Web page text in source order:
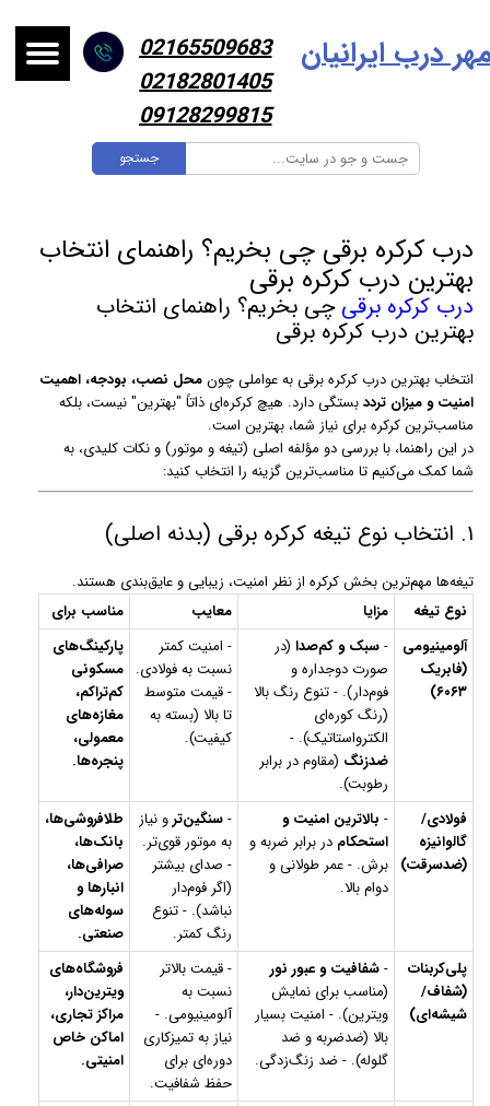
جستجو
درب ایرانیان
02165509683
02182801405
09128299815
درب کرکره برقی چی بخریم؟ راهنمای انتخاب
بهترین درب کرکره برقی
درب کرکره برقی چی بخریم؟ راهنمای انتخاب
بهترین درب کرکره برقی
انتخاب بهترین درب کرکره برقی به عواملی چونمحل نصب، بودجه، اهمیت
امنیت و میزان ترددبستگی دارد. هیچ کرکره‌ای ذاتاً "بهترین" نیست، بلکه
مناسب‌ترین کرکره برای نیاز شما، بهترین است.
در این راهنما، با بررسی دو مؤلفه اصلی (تیغه و موتور) و نکات کلیدی، به
شما کمک می‌کنیم تا مناسب‌ترین گزینه را انتخاب کنید:
۱. انتخاب نوع تیغه کرکره برقی (بدنه اصلی)
تیغه‌ها مهم‌ترین بخش کرکره از نظر امنیت، زیبایی و عایق‌بندی هستند.
نوع تیغه
مزایا معایب
مناسب برای
آلومینیومی
(فابریک
۶۰۶۳)
-سبک و کم‌صدا (در
صورت دوجداره و
فوم‌دار). - تنوع رنگ بالا
(رنگ کوره‌ای
الکترواستاتیک). -
ضدزنگ (مقاوم در برابر
رطوبت).
- امنیت کمتر
نسبت به فولادی.
- قیمت متوسط
تا بالا (بسته به
کیفیت).
پارکینگ‌های
مسکونی
کم‌تراکم،
مغازه‌های
معمولی،
پنجره‌ها.
فولادی/
گالوانیزه
(ضدسرقت)
- بالاترین امنیت و
استحکام در برابر ضربه و
برش. - عمر طولانی و
دوام بالا.
-سنگین‌ترو نیاز
به موتور قوی‌تر.
- صدای بیشتر
(اگر فوم‌دار
نباشد). - تنوع
رنگ کمتر.
طلافروشی‌ها،
بانک‌ها،
صرافی‌ها،
انبارها و
سوله‌های
صنعتی.
پلی‌کربنات
(شفاف/
شیشه‌ای)
-شفافیت و عبور نور
(مناسب برای نمایش
ویترین). - امنیت بسیار
بالا (ضدضربه و ضد
گلوله). - ضد زنگ‌زدگی.
- قیمت بالاتر
نسبت به
آلومینیومی. -
نیاز به تمیزکاری
دوره‌ای برای
حفظ شفافیت.
فروشگاه‌های
ویترین‌دار،
مراکز تجاری،
اماکن خاص
امنیتی.